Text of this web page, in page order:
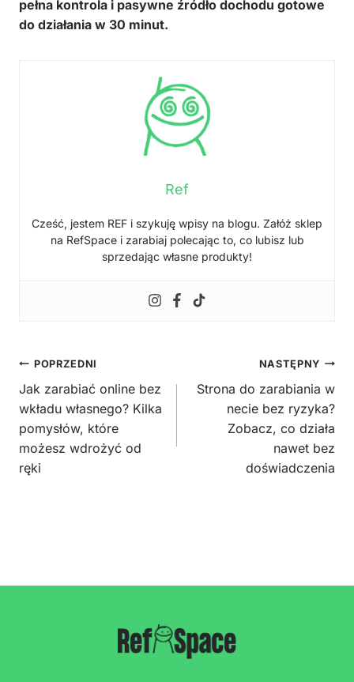
pełna kontrola i pasywne źródło dochodu gotowe
do działania w 30 minut.
Ref
Cześć, jestem REF i szykuję wpisy na blogu. Załóż sklep
na RefSpace i zarabiaj polecając to, co lubisz lub
sprzedając własne produkty!
Nawigacja
wpisu
POPRZEDNI
Jak zarabiać online bez
wkładu własnego? Kilka
pomysłów, które
możesz wdrożyć od
ręki
NASTĘPNY
Strona do zarabiania w
necie bez ryzyka?
Zobacz, co działa
nawet bez
doświadczenia